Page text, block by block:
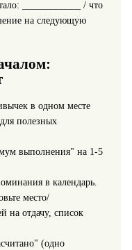
____________ / что
на следующую
в одном месте
полезных
выполнения" на 1-5
в календарь.
место/
на отдачу, список
(одно